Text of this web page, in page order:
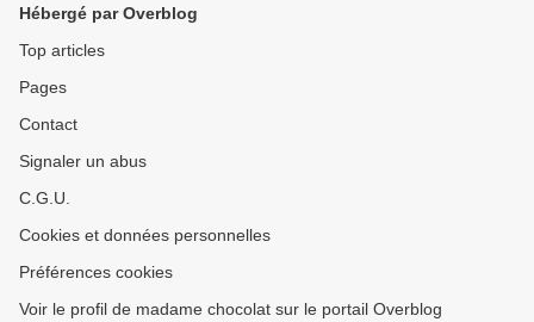
Hébergé par Overblog
Top articles
Pages
Contact
Signaler un abus
C.G.U.
Cookies et données personnelles
Préférences cookies
Voir le profil de madame chocolat sur le portail Overblog